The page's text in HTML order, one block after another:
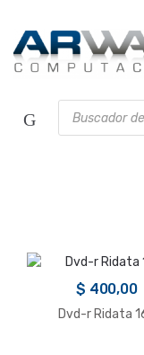
navegación
contenido
Búsqueda
$ 400,00
Dvd-r Ridata